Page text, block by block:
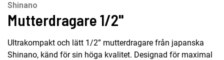
Shinano
Mutterdragare 1/2''
Ultrakompakt och lätt 1/2” mutterdragare från japanska
Shinano, känd för sin höga kvalitet. Designad för maximal